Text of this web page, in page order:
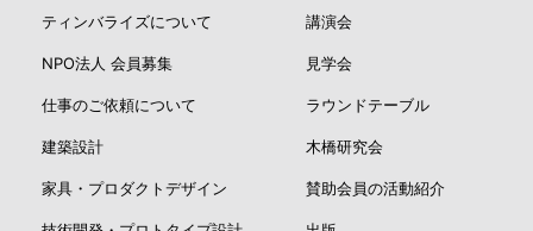
ティンバライズについて
NPO法人 会員募集
仕事のご依頼について
建築設計
家具・プロダクトデザイン
講演会
見学会
ラウンドテーブル
木橋研究会
賛助会員の活動紹介